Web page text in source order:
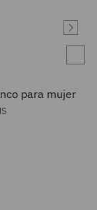
para mujer